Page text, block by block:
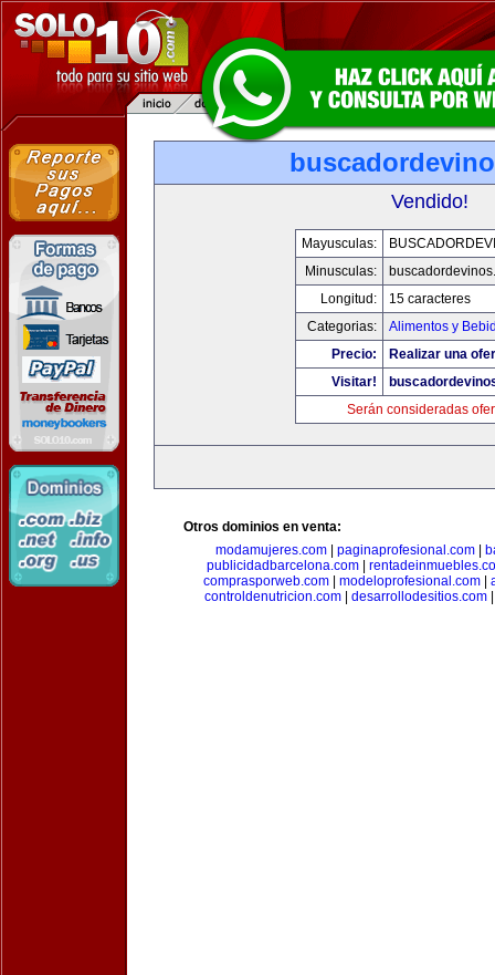
Vendido!
Mayusculas:
Minusculas:
Longitud:
15 caracteres
Categorias:
Alimentos y
Precio:
Realizar una
Visitar!
Serán consideradas
Otros dominios en venta:
modamujeres.com
paginaprofesional.com
publicidadbarcelona.com
comprasporweb.com| modeloprofesional.com|
controldenutricion.com
desarrollodesitios.com